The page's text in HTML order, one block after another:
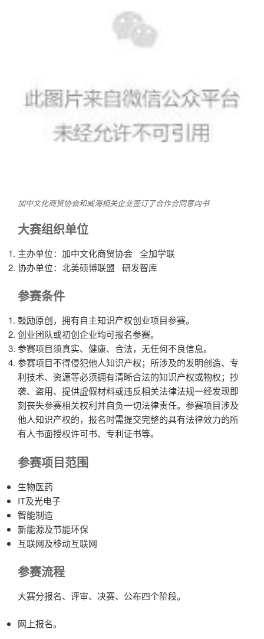
加中文化商贸协会和威海相关企业签订了合作合同意向书
大赛组织单位
主办单位：加中文化商贸协会 全加学联
协办单位：北美硕博联盟 研发智库
参赛条件
鼓励原创，拥有自主知识产权创业项目参赛。
创业团队或初创企业均可报名参赛。
参赛项目须真实、健康、合法，无任何不良信息。
参赛项目不得侵犯他人知识产权；所涉及的发明创造、专
利技术、资源等必须拥有清晰合法的知识产权或物权；抄
袭、盗用、提供虚假材料或违反相关法律法规一经发现即
刻丧失参赛相关权利并自负一切法律责任。参赛项目涉及
他人知识产权的，报名时需提交完整的具有法律效力的所
有人书面授权许可书、专利证书等。
参赛项目范围
生物医药
IT及光电子
智能制造
新能源及节能环保
互联网及移动互联网
参赛流程
大赛分报名、评审、决赛、公布四个阶段。
网上报名。